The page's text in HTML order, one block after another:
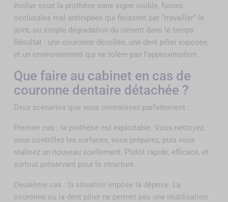
évolue sous la prothèse sans signe visible, forces
occlusales mal anticipées qui finissent par “travailler” le
joint, ou simple dégradation du ciment dans le temps.
Résultat : une couronne décollée, une dent pilier exposée,
et un environnement qui ne tolère pas l’approximation.
Que faire au cabinet en cas de
couronne dentaire détachée ?
Deux scénarios que vous connaissez parfaitement :
Premier cas : la prothèse est exploitable. Vous nettoyez,
vous contrôlez les surfaces, vous préparez, puis vous
réalisez un nouveau scellement. Plutôt rapide, efficace, et
surtout préservant pour la structure.
Deuxième cas : la situation impose la dépose. La
couronne ou la dent pilier ne permet pas une réutilisation